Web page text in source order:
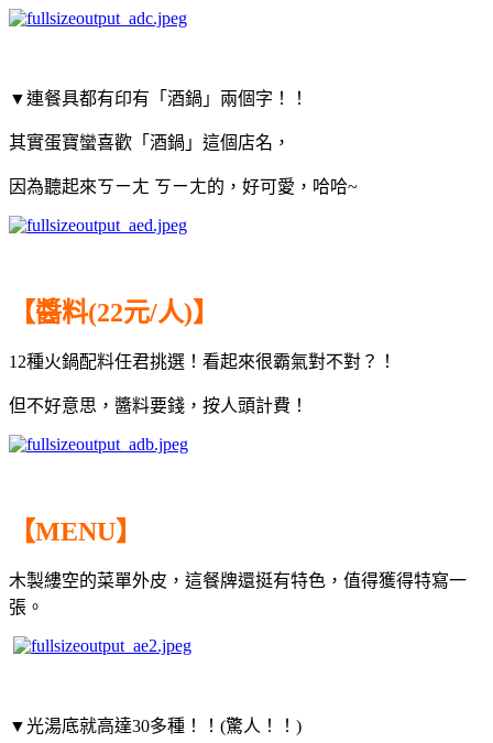
▼連餐具都有印有「酒鍋」兩個字！！
其實蛋寶蠻喜歡「酒鍋」這個店名，
因為聽起來ㄎㄧㄤ ㄎㄧㄤ的，好可愛，哈哈~
【醬料(22元/人)】
12種火鍋配料任君挑選！看起來很霸氣對不對？！
但不好意思，醬料要錢，按人頭計費！
【MENU】
木製縷空的菜單外皮，這餐牌還挺有特色，值得獲得特寫一
張。
▼光湯底就高達30多種！！(驚人！！)